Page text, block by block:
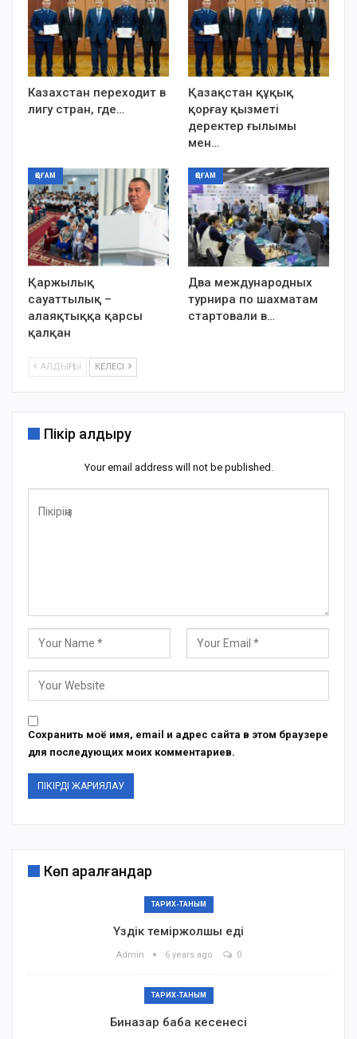
Казахстан переходит в
лигу стран, где…
Қазақстан құқық
қорғау қызметі
деректер ғылымы
мен…
ҚОҒАМ
Қаржылық
сауаттылық –
алаяқтыққа қарсы
қалқан
ҚОҒАМ
Два международных
турнира по шахматам
стартовали в…
АЛДЫҢҒЫ КЕЛЕСІ
Пікір қалдыру
Your email address will not be published.
Сохранить моё имя, email и адрес сайта в этом браузере
для последующих моих комментариев.
Көп қаралғандар
ТАРИХ-ТАНЫМ
Үздік теміржолшы еді
Admin 6 years ago 0
ТАРИХ-ТАНЫМ
Биназар баба кесенесі